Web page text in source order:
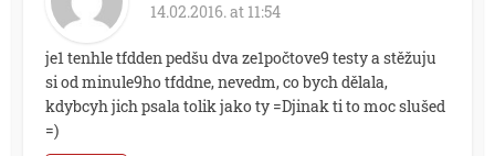
14.02.2016. at 11:54
je1 tenhle tfdden pedšu dva ze1počtove9 testy a stěžuju
si od minule9ho tfddne, nevedm, co bych dělala,
kdybcyh jich psala tolik jako ty =Djinak ti to moc slušed
=)